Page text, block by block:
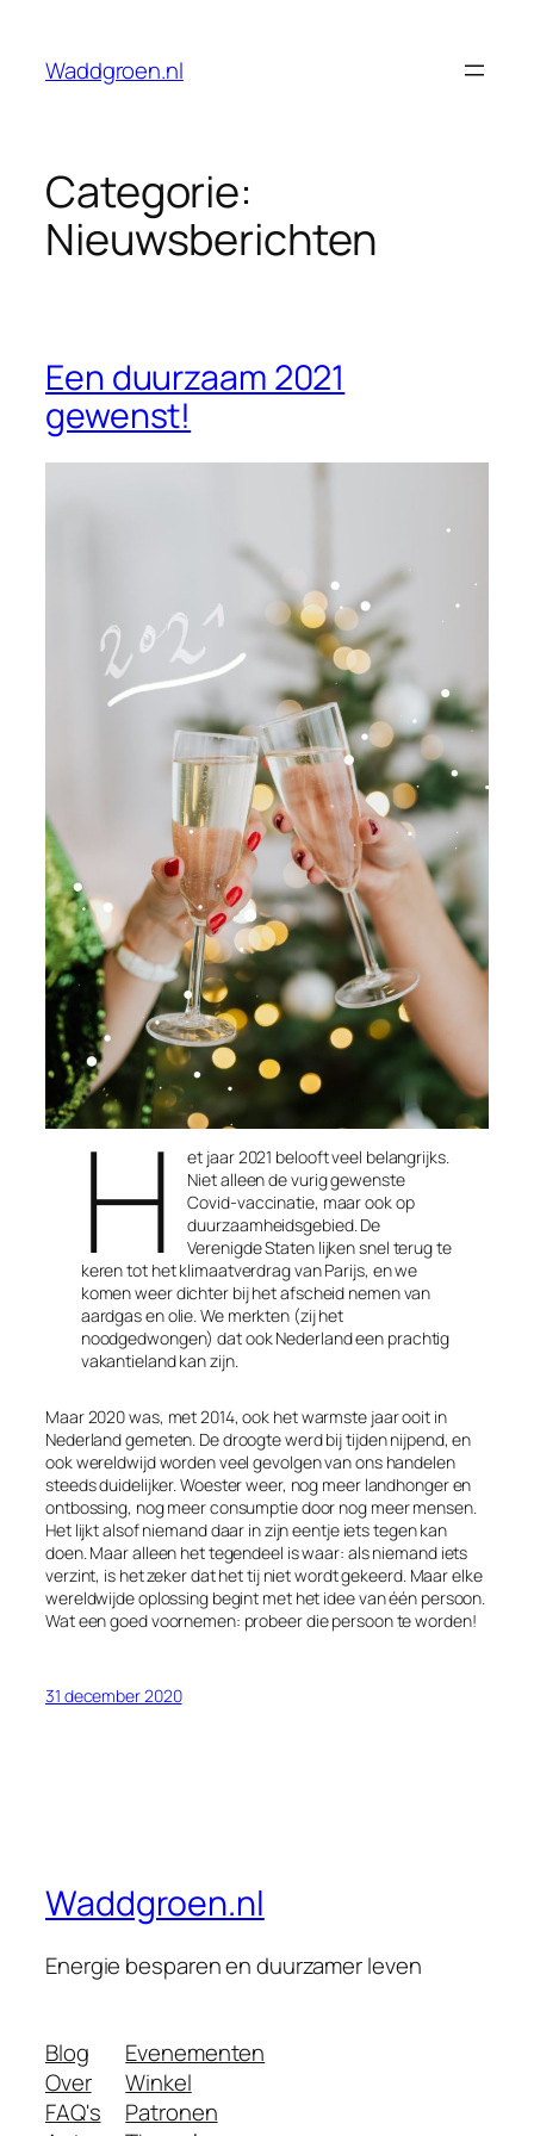
Waddgroen.nl
Categorie:
Nieuwsberichten
Een duurzaam 2021
gewenst!
H
et jaar 2021 belooft veel belangrijks.
Niet alleen de vurig gewenste
Covid-vaccinatie, maar ook op
duurzaamheidsgebied. De
Verenigde Staten lijken snel terug te
keren tot het klimaatverdrag van Parijs, en we
komen weer dichter bij het afscheid nemen van
aardgas en olie. We merkten (zij het
noodgedwongen) dat ook Nederland een prachtig
vakantieland kan zijn.
Maar 2020 was, met 2014, ook het warmste jaar ooit in
Nederland gemeten. De droogte werd bij tijden nijpend, en
ook wereldwijd worden veel gevolgen van ons handelen
steeds duidelijker. Woester weer, nog meer landhonger en
ontbossing, nog meer consumptie door nog meer mensen.
Het lijkt alsof niemand daar in zijn eentje iets tegen kan
doen. Maar alleen het tegendeel is waar: als niemand iets
verzint, is het zeker dat het tij niet wordt gekeerd. Maar elke
wereldwijde oplossing begint met het idee van één persoon.
Wat een goed voornemen: probeer die persoon te worden!
31 december 2020
Waddgroen.nl
Energie besparen en duurzamer leven
Blog
Over
FAQ's
Evenementen
Winkel
Patronen